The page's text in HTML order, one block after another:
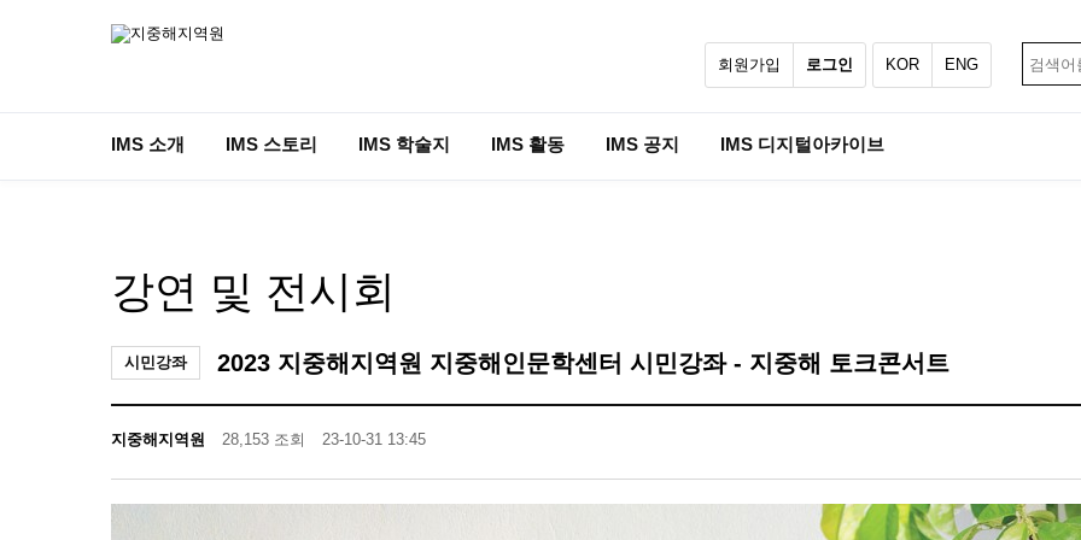
회원가입 로그인 KOR ENG
IMS 소개 IMS 스토리 IMS 학술지 IMS 활동 IMS 공지 IMS 디지털아카이브
강연 및 전시회
시민강좌 2023 지중해지역원 지중해인문학센터 시민강좌 - 지중해 토크콘서트
지중해지역원 28,153 조회 23-10-31 13:45